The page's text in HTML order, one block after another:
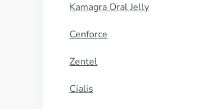
Kamagra Oral Jelly
Cenforce
Zentel
Cialis